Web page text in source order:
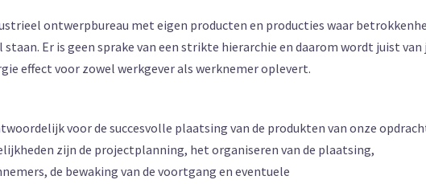
ontwerpbureau met eigen producten en producties waar
Er is geen sprake van een strikte hierarchie en daarom wordt juist
effect voor zowel werkgever als werknemer oplevert.
voor de succesvolle plaatsing van de produkten van onze
zijn de projectplanning, het organiseren van de plaatsing,
de bewaking van de voortgang en eventuele